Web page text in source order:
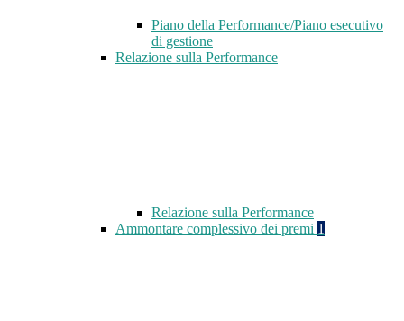
Piano della Performance/Piano esecutivo
di gestione
Relazione sulla Performance
Relazione sulla Performance
Ammontare complessivo dei premi 1